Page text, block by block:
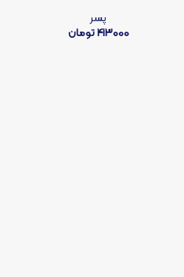
پسر
413000تومان